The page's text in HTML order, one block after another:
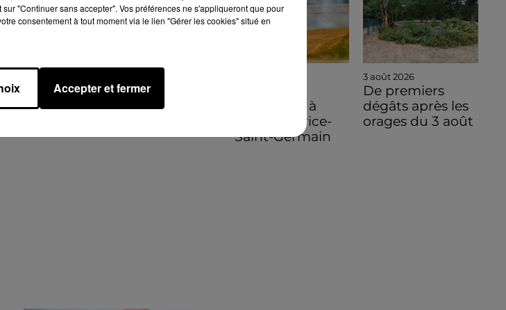
végétation à
Saint-Maurice-
Saint-Germain
3 août 2026
De premiers
dégâts après les
orages du 3 août
"Continuer sans accepter". Vos préférences ne s'appliqueront que pour
consentement à tout moment via le lien "Gérer les cookies" situé en
Accepter et fermer